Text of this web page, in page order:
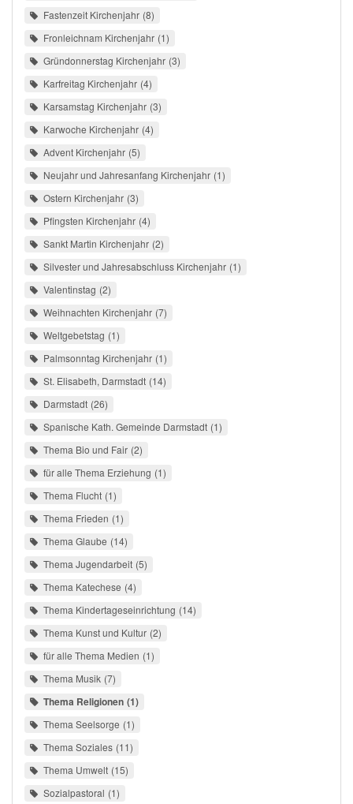
Fastenzeit Kirchenjahr 8
Fronleichnam Kirchenjahr 1
Gründonnerstag Kirchenjahr 3
Karfreitag Kirchenjahr 4
Karsamstag Kirchenjahr 3
Karwoche Kirchenjahr 4
Advent Kirchenjahr 5
Neujahr und Jahresanfang Kirchenjahr 1
Ostern Kirchenjahr 3
Pfingsten Kirchenjahr 4
Sankt Martin Kirchenjahr 2
Silvester und Jahresabschluss Kirchenjahr 1
Valentinstag 2
Weihnachten Kirchenjahr 7
Weltgebetstag 1
Palmsonntag Kirchenjahr 1
St. Elisabeth, Darmstadt 14
Darmstadt 26
Spanische Kath. Gemeinde Darmstadt 1
Thema Bio und Fair 2
für alle Thema Erziehung 1
Thema Flucht 1
Thema Frieden 1
Thema Glaube 14
Thema Jugendarbeit 5
Thema Katechese 4
Thema Kindertageseinrichtung 14
Thema Kunst und Kultur 2
für alle Thema Medien 1
Thema Musik 7
Thema Religionen 1
Thema Seelsorge 1
Thema Soziales 11
Thema Umwelt 15
Sozialpastoral 1